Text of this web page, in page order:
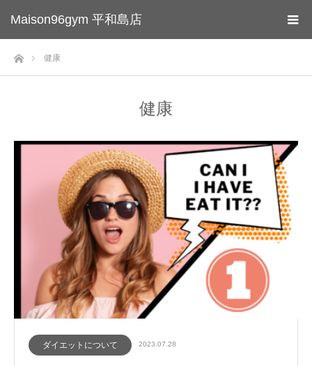
Maison96gym 平和島店
ホーム健康
健康
ダイエットについて 2023.07.28